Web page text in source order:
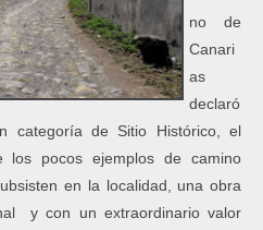
no de
Canari
as
declaró
categoría de Sitio Histórico, el
los pocos ejemplos de camino
en la localidad, una obra
y con un extraordinario valor